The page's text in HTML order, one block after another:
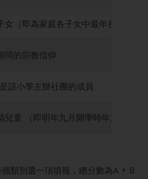
女（即為家庭各子女中最年長者）
同的宗教信仰
該小學主辦社團的成員
兒童 （即明年九月開學時年滿五歲八
類別選一項填報，總分數為A + B